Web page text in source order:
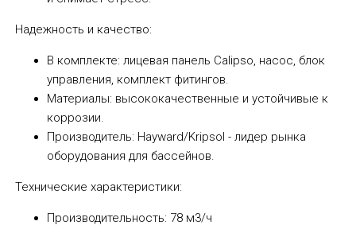
Надежность и качество:
В комплекте: лицевая панель Calipso, насос, блок
управления, комплект фитингов.
Материалы: высококачественные и устойчивые к
коррозии.
Производитель: Hayward/Kripsol - лидер рынка
оборудования для бассейнов.
Технические характеристики:
Производительность: 78 м3/ч